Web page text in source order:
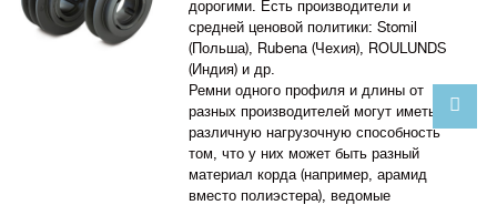
дорогими. Есть производители и
средней ценовой политики: Stomil
(Польша), Rubena (Чехия), ROULUNDS
(Индия) и др.
Ремни одного профиля и длины от
разных производителей могут иметь
различную нагрузочную способность
том, что у них может быть разный
материал корда (например, арамид
вместо полиэстера), ведомые